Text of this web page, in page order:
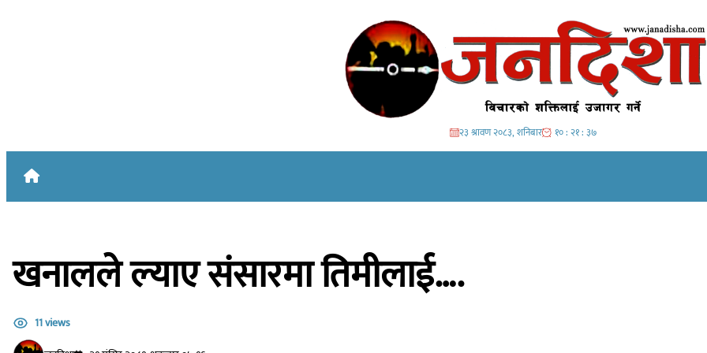
२३ श्रावण २०८३, शनिबार १० : २१ : ४०
खनालले ल्याए संसारमा तिमीलाई….
11 views